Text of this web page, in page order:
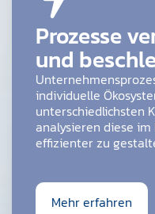
Prozesse
und
individuelle
unterschiedlichsten
analysieren diese
effizienter zu
Mehr erfahren